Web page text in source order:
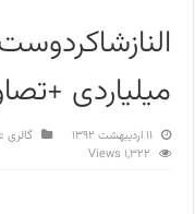
میلیاردی
۱۱ اردیبهشت ۱۳۹۲
1,322 Views